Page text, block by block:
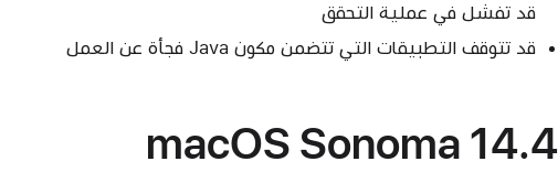
قد تفشل في عملية التحقق
قد تتوقف التطبيقات التي تتضمن مكون Java فجأة عن العمل
macOS Sonoma 14.4